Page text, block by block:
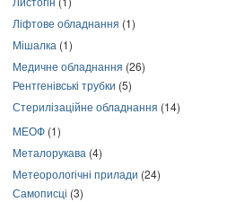
Ліфтове обладнання (1)
Мішалка (1)
Медичне обладнання (26)
Рентгенівські трубки (5)
Стерилізаційне обладнання (14)
МЕОФ (1)
Металорукава (4)
Метеорологічні прилади (24)
Самописці (3)